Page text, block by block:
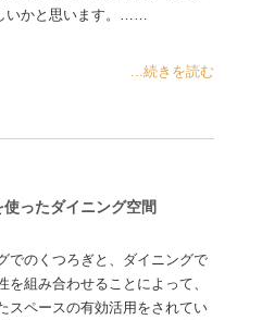
いかと思います。……
...続きを読む
使ったダイニング空間
でのくつろぎと、ダイニングで
を組み合わせることによって、
スペースの有効活用をされてい